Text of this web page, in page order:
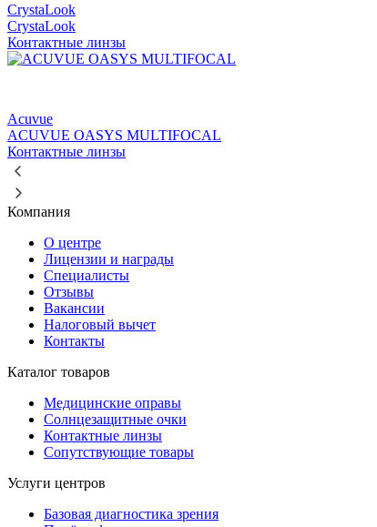
CrystaLook
CrystaLook
Контактные линзы
Acuvue
ACUVUE OASYS MULTIFOCAL
Контактные линзы
Компания
О центре
Лицензии и награды
Специалисты
Отзывы
Вакансии
Налоговый вычет
Контакты
Каталог товаров
Медицинские оправы
Солнцезащитные очки
Контактные линзы
Сопутствующие товары
Услуги центров
Базовая диагностика зрения